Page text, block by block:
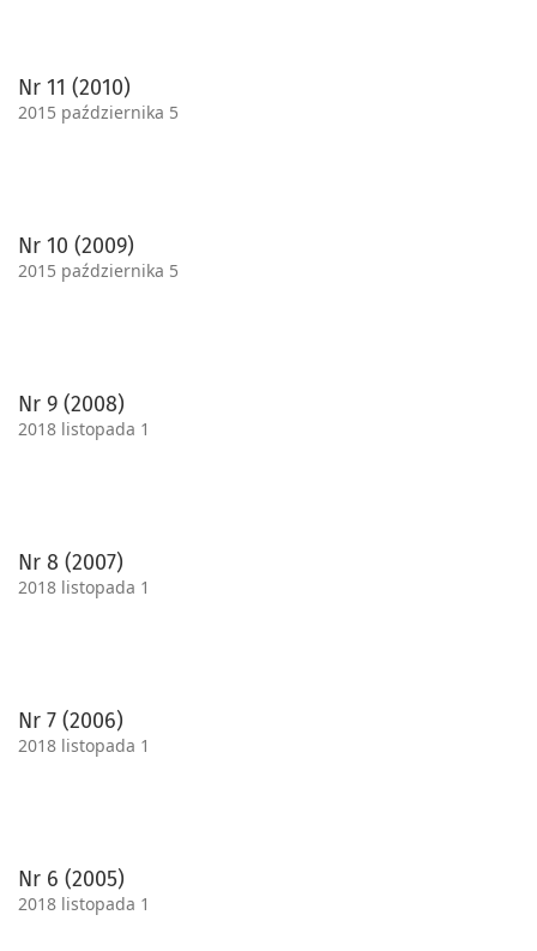
Nr 11 (2010)
2015 października 5
Nr 10 (2009)
2015 października 5
Nr 9 (2008)
2018 listopada 1
Nr 8 (2007)
2018 listopada 1
Nr 7 (2006)
2018 listopada 1
Nr 6 (2005)
2018 listopada 1